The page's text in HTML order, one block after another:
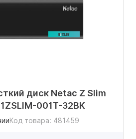
диск Netac Z Slim
001T-32BK
Код товара: 481459